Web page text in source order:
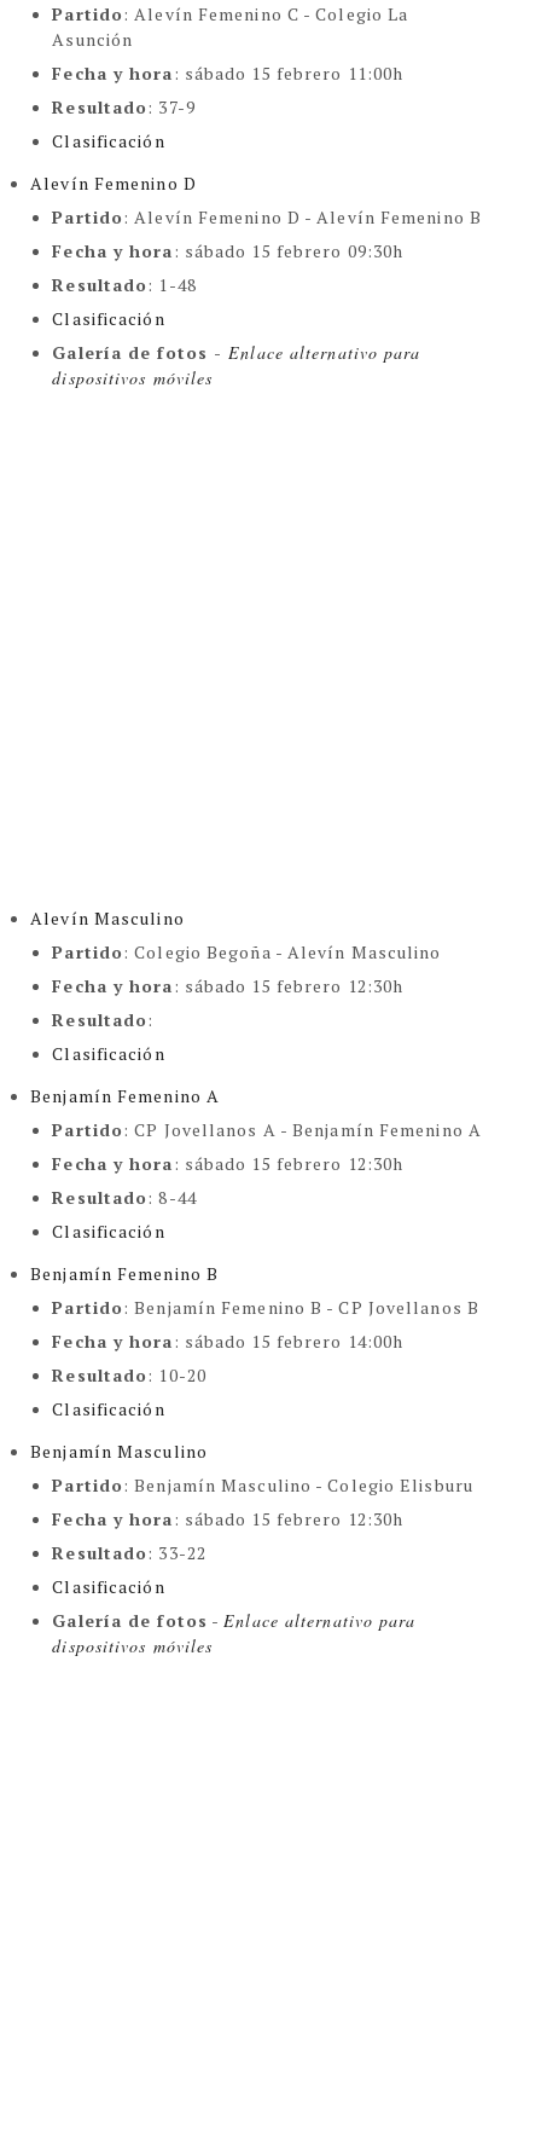
Partido: Alevín Femenino C - Colegio La
Asunción
Fecha y hora: sábado 15 febrero 11:00h
Resultado: 37-9
Clasificación
Alevín Femenino D
Partido: Alevín Femenino D - Alevín Femenino B
Fecha y hora: sábado 15 febrero 09:30h
Resultado: 1-48
Clasificación
Galería de fotos -Enlace alternativo para
dispositivos móviles
Alevín Masculino
Partido: Colegio Begoña - Alevín Masculino
Fecha y hora: sábado 15 febrero 12:30h
Resultado:
Clasificación
Benjamín Femenino A
Partido: CP Jovellanos A - Benjamín Femenino A
Fecha y hora: sábado 15 febrero 12:30h
Resultado: 8-44
Clasificación
Benjamín Femenino B
Partido: Benjamín Femenino B - CP Jovellanos B
Fecha y hora: sábado 15 febrero 14:00h
Resultado: 10-20
Clasificación
Benjamín Masculino
Partido: Benjamín Masculino - Colegio Elisburu
Fecha y hora: sábado 15 febrero 12:30h
Resultado: 33-22
Clasificación
Galería de fotos -Enlace alternativo para
dispositivos móviles